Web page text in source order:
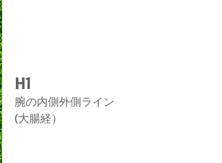
H1
腕の内側外側ライン
(大腸経）